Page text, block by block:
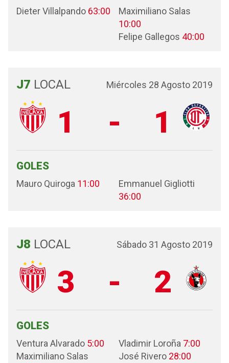
Dieter Villalpando 63:00
Maximiliano Salas
10:00
Felipe Gallegos 40:00
J7 LOCAL Miércoles 28 Agosto 2019
1 - 1
GOLES
Mauro Quiroga 11:00
Emmanuel Gigliotti
36:00
J8 LOCAL Sábado 31 Agosto 2019
3 - 2
GOLES
Ventura Alvarado 5:00
Maximiliano Salas
Vladimir Loroña 7:00
José Rivero 28:00